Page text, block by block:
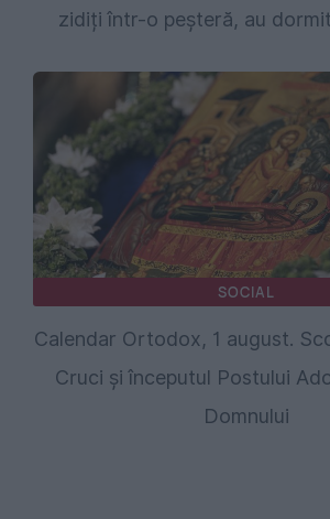
zidiți într-o peșteră, au
SOCIAL
Calendar Ortodox, 1 august.
Cruci și începutul Postului
Domnului